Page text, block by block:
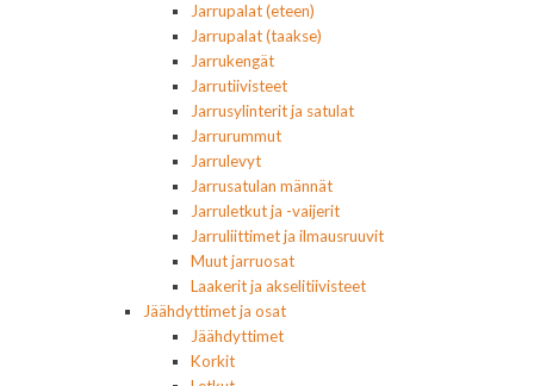
Jarrupalat (eteen)
Jarrupalat (taakse)
Jarrukengät
Jarrutiivisteet
Jarrusylinterit ja satulat
Jarrurummut
Jarrulevyt
Jarrusatulan männät
Jarruletkut ja -vaijerit
Jarruliittimet ja ilmausruuvit
Muut jarruosat
Laakerit ja akselitiivisteet
Jäähdyttimet ja osat
Jäähdyttimet
Korkit